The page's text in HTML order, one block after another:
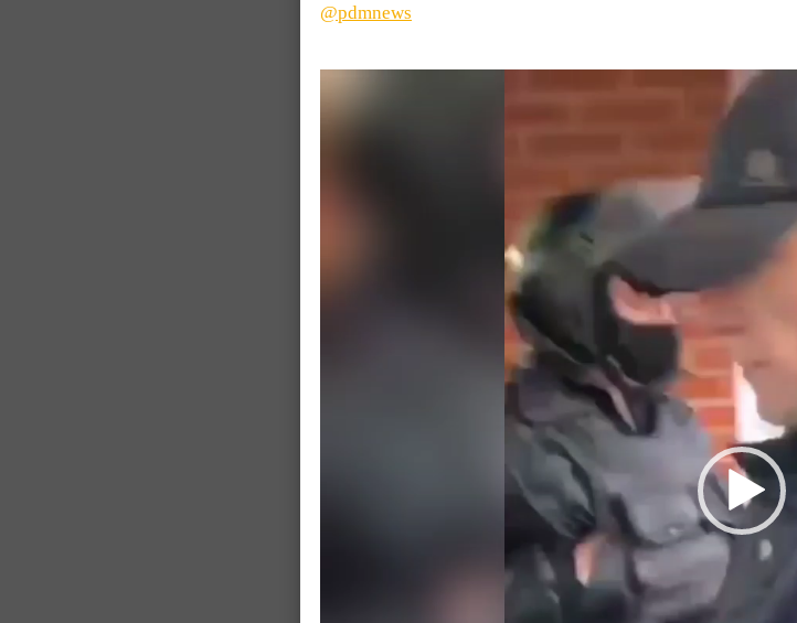
@pdmnews